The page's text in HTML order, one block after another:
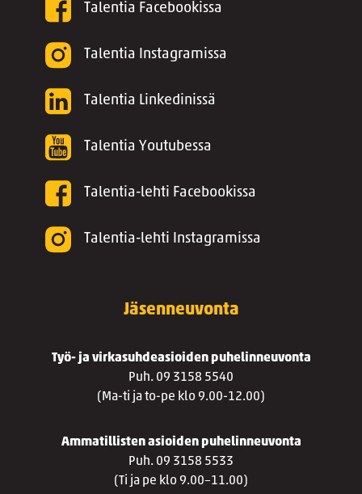
Talentia Facebookissa
Talentia Instagramissa
Talentia Linkedinissä
Talentia Youtubessa
Talentia-lehti Facebookissa
Talentia-lehti Instagramissa
Jäsenneuvonta
Työ- ja virkasuhdeasioiden puhelinneuvonta
Puh. 09 3158 5540
(Ma-ti ja to-pe klo 9.00-12.00)
Ammatillisten asioiden puhelinneuvonta
Puh. 09 3158 5533
(Ti ja pe klo 9.00–11.00)